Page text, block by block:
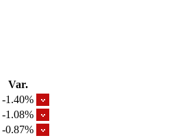
Var.
-1.40%
-1.08%
-0.87%